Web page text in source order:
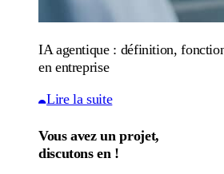
IA agentique : définition,
en entreprise
Lire la suite
Vous avez un projet,
discutons en !